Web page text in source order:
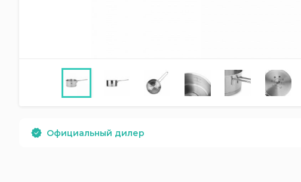
Официальный дилер